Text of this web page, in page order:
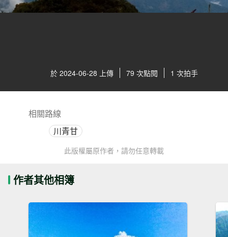
於 2024-06-28 上傳 79 次點閱 1 次拍手
相關路線
川青甘
此版權屬原作者，請勿任意轉載
作者其他相簿